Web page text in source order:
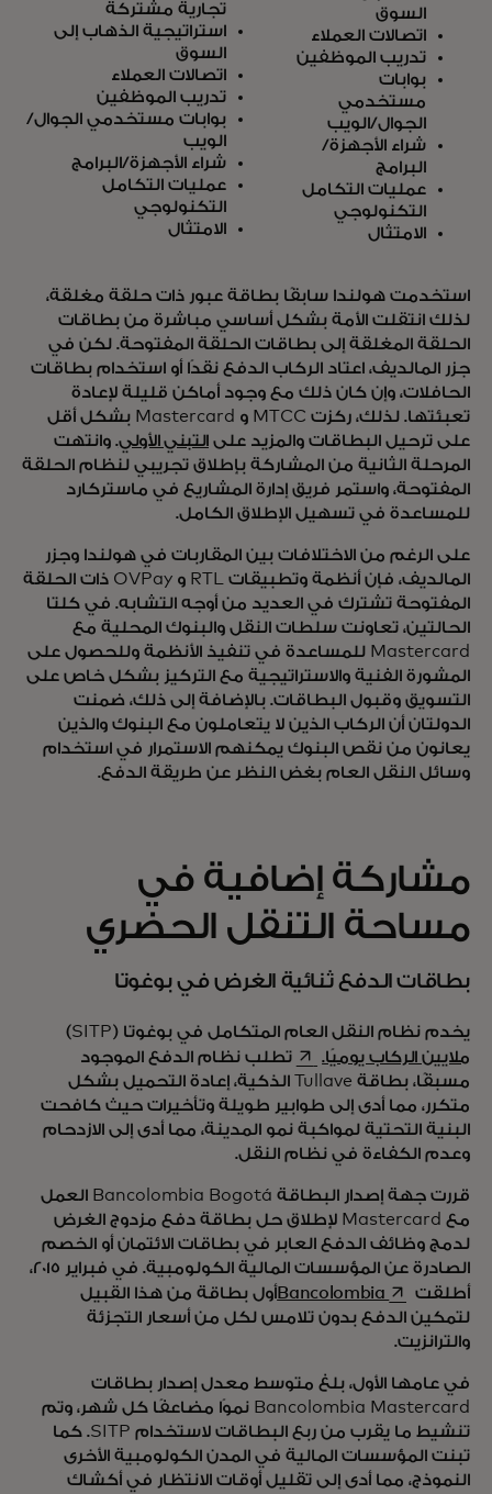
السوق
اتصالات العملاء
تدريب الموظفين
بوابات
مستخدمي
الجوال/الويب
شراء الأجهزة/
البرامج
عمليات التكامل
التكنولوجي
الامتثال
تجارية مشتركة
استراتيجية الذهاب إلى
السوق
اتصالات العملاء
تدريب الموظفين
بوابات مستخدمي الجوال/
الويب
شراء الأجهزة/البرامج
عمليات التكامل
التكنولوجي
الامتثال
استخدمت هولندا سابقًا بطاقة عبور ذات حلقة مغلقة،
لذلك انتقلت الأمة بشكل أساسي مباشرة من بطاقات
الحلقة المغلقة إلى بطاقات الحلقة المفتوحة. لكن في
جزر المالديف، اعتاد الركاب الدفع نقدًا أو استخدام بطاقات
الحافلات، وإن كان ذلك مع وجود أماكن قليلة لإعادة
تعبئتها. لذلك، ركزت MTCC و Mastercard بشكل أقل
على ترحيل البطاقات والمزيد على التبني الأولي. وانتهت
المرحلة الثانية من المشاركة بإطلاق تجريبي لنظام الحلقة
المفتوحة، واستمر فريق إدارة المشاريع في ماستركارد
للمساعدة في تسهيل الإطلاق الكامل.
على الرغم من الاختلافات بين المقاربات في هولندا وجزر
المالديف، فإن أنظمة وتطبيقات RTL و OVPay ذات الحلقة
المفتوحة تشترك في العديد من أوجه التشابه. في كلتا
الحالتين، تعاونت سلطات النقل والبنوك المحلية مع
Mastercard للمساعدة في تنفيذ الأنظمة وللحصول على
المشورة الفنية والاستراتيجية مع التركيز بشكل خاص على
التسويق وقبول البطاقات. بالإضافة إلى ذلك، ضمنت
الدولتان أن الركاب الذين لا يتعاملون مع البنوك والذين
يعانون من نقص البنوك يمكنهم الاستمرار في استخدام
وسائل النقل العام بغض النظر عن طريقة الدفع.
مشاركة إضافية في
مساحة التنقل الحضري
بطاقات الدفع ثنائية الغرض في بوغوتا
يخدم نظام النقل العام المتكامل في بوغوتا (SITP)
ملايين الركاب يوميًا. opens in a new tab
تطلب نظام الدفع الموجود
مسبقًا، بطاقة Tullave الذكية، إعادة التحميل بشكل
متكرر، مما أدى إلى طوابير طويلة وتأخيرات حيث كافحت
البنية التحتية لمواكبة نمو المدينة، مما أدى إلى الازدحام
وعدم الكفاءة في نظام النقل.
قررت جهة إصدار البطاقة Bancolombia Bogotá العمل
مع Mastercard لإطلاق حل بطاقة دفع مزدوج الغرض
لدمج وظائف الدفع العابر في بطاقات الائتمان أو الخصم
الصادرة عن المؤسسات المالية الكولومبية. في فبراير 2015،
أطلقت
Bancolombia
opens in a new tabأول بطاقة من هذا القبيل
لتمكين الدفع بدون تلامس لكل من أسعار التجزئة
والترانزيت.
في عامها الأول، بلغ متوسط معدل إصدار بطاقات
Bancolombia Mastercard نموًا مضاعفًا كل شهر، وتم
تنشيط ما يقرب من ربع البطاقات لاستخدام SITP. كما
تبنت المؤسسات المالية في المدن الكولومبية الأخرى
النموذج، مما أدى إلى تقليل أوقات الانتظار في أكشاك